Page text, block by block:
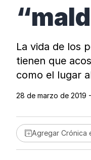
La vida de los
tienen que
como el lugar
28 de marzo de 2019
Agregar Crónica